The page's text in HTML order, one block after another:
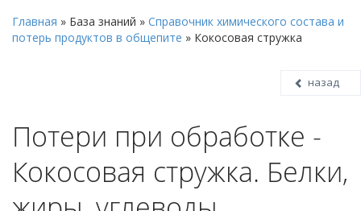
Главная » База знаний » Справочник химического состава и
потерь продуктов в общепите » Кокосовая стружка
назад
Потери при обработке -
Кокосовая стружка. Белки,